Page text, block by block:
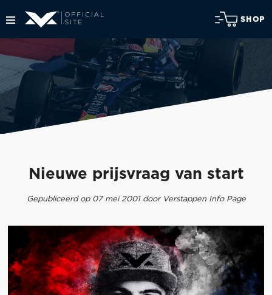
SHOP
Nieuwe prijsvraag van start
Gepubliceerd op 07 mei 2001 door Verstappen Info Page